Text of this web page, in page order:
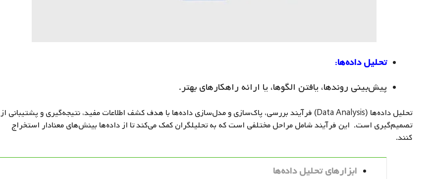
تحلیل داده‌ها:
پیش‌بینی روندها، یافتن الگوها، یا ارائه راهکارهای بهتر.
تحلیل داده‌ها (Data Analysis) فرآیند بررسی، پاک‌سازی و مدل‌سازی داده‌ها با هدف کشف اطلاعات مفید، نتیجه‌گیری و پشتیبانی از
تصمیم‌گیری است. این فرآیند شامل مراحل مختلفی است که به تحلیلگران کمک می‌کند تا از داده‌ها بینش‌های معنادار استخراج
کنند.
ابزارهای تحلیل داده‌ها